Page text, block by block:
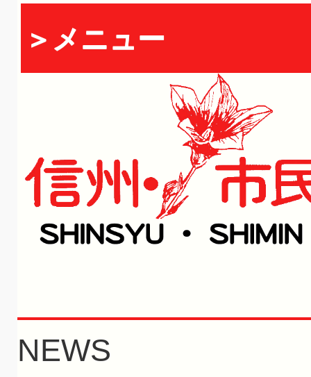
＞メニュー
NEWS